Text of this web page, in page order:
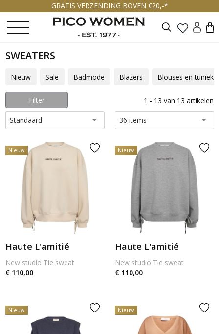
GRATIS VERZENDING BOVEN €20,-*
Zoeken
SWEATERS
Nieuw Sale Badmode Blazers Blouses en
Filter
Standaard
1 - 13 van 13 artikelen
36 items
Nieuw
Haute L'amitié
New studio Tie sweat
€ 110,00
Nieuw
Haute L'amitié
New studio Tie sweat
€ 110,00
Nieuw Nieuw